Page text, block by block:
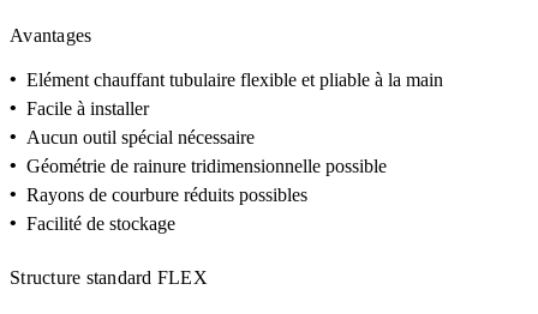
Avantages
• Elément chauffant tubulaire flexible et pliable à la main
• Facile à installer
• Aucun outil spécial nécessaire
• Géométrie de rainure tridimensionnelle possible
• Rayons de courbure réduits possibles
• Facilité de stockage
Structure standard FLEX